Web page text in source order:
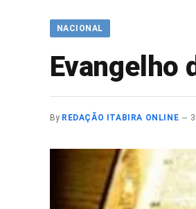
NACIONAL
Evangelho
By REDAÇÃO ITABIRA ONLINE